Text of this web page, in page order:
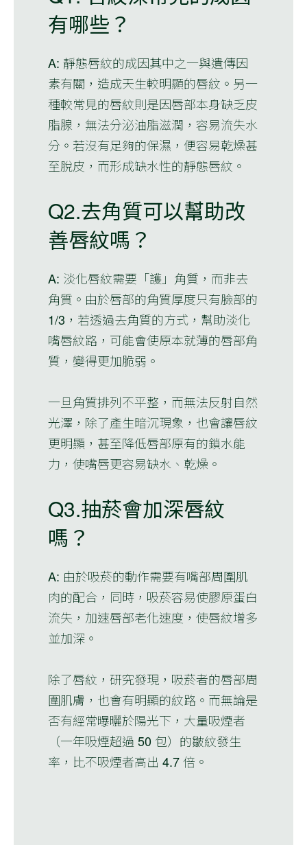
有哪些？
A: 靜態唇紋的成因其中之一與遺傳因
素有關，造成天生較明顯的唇紋。另一
種較常見的唇紋則是因唇部本身缺乏皮
脂腺，無法分泌油脂滋潤，容易流失水
分。若沒有足夠的保濕，便容易乾燥甚
至脫皮，而形成缺水性的靜態唇紋。
Q2.去角質可以幫助改
善唇紋嗎？
A: 淡化唇紋需要「護」角質，而非去
角質。由於唇部的角質厚度只有臉部的
1/3，若透過去角質的方式，幫助淡化
嘴唇紋路，可能會使原本就薄的唇部角
質，變得更加脆弱。
一旦角質排列不平整，而無法反射自然
光澤，除了產生暗沉現象，也會讓唇紋
更明顯，甚至降低唇部原有的鎖水能
力，使嘴唇更容易缺水、乾燥。
Q3.抽菸會加深唇紋
嗎？
A: 由於吸菸的動作需要有嘴部周圍肌
肉的配合，同時，吸菸容易使膠原蛋白
流失，加速唇部老化速度，使唇紋增多
並加深。
除了唇紋，研究發現，吸菸者的唇部周
圍肌膚，也會有明顯的紋路。而無論是
否有經常曝曬於陽光下，大量吸煙者
（一年吸煙超過 50 包）的皺紋發生
率，比不吸煙者高出 4.7 倍。